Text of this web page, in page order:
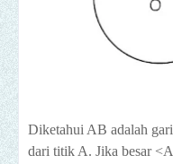
Diketahui AB adalah
dari titik A. Jika besar